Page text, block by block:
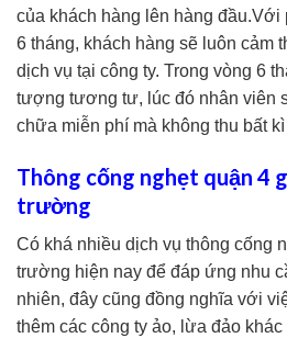
của khách hàng lên hàng đầu.Với
6 tháng, khách hàng sẽ luôn cảm
dịch vụ tại công ty. Trong vòng 6
tượng tương tư, lúc đó nhân viên
chữa miễn phí mà không thu bất
Thông cống nghẹt quận 4
trường
Có khá nhiều dịch vụ thông cống
trường hiện nay để đáp ứng nhu
nhiên, đây cũng đồng nghĩa với
thêm các công ty ảo, lừa đảo